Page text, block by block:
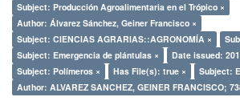
Subject: Producción Agroalimentaria en el Trópico ×
Author: Álvarez Sánchez, Geiner Francisco ×
Subject: CIENCIAS AGRARIAS::AGRONOMÍA ×
Subject: Emergencia de plántulas ×
Date issued:
Subject: Polímeros ×
Has File(s): true ×
Subject:
Author: ALVAREZ SANCHEZ, GEINER FRANCISCO;